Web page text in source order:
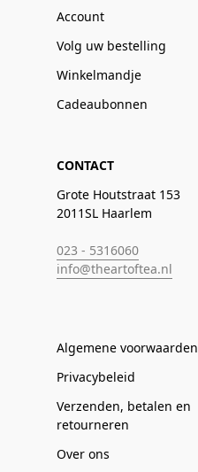
Account
Volg uw bestelling
Winkelmandje
Cadeaubonnen
CONTACT
Grote Houtstraat 153
2011SL Haarlem
023 - 5316060
info@theartoftea.nl
Algemene voorwaarden
Privacybeleid
Verzenden, betalen en
retourneren
Over ons